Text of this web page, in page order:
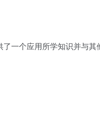
一个应用所学知识并与